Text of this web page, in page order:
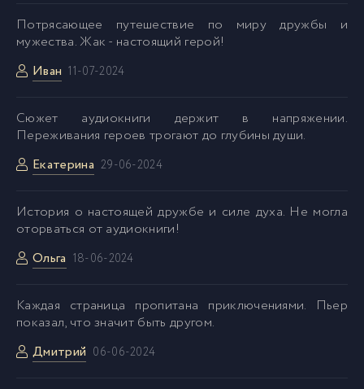
Потрясающее путешествие по миру дружбы и
мужества. Жак - настоящий герой!
Иван 11-07-2024
Сюжет аудиокниги держит в напряжении.
Переживания героев трогают до глубины души.
Екатерина 29-06-2024
История о настоящей дружбе и силе духа. Не могла
оторваться от аудиокниги!
Ольга 18-06-2024
Каждая страница пропитана приключениями. Пьер
показал, что значит быть другом.
Дмитрий 06-06-2024